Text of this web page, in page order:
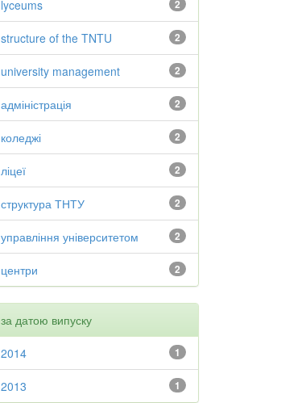
2
lyceums
2
structure of the TNTU
2
university management
2
адміністрація
2
коледжі
2
ліцеї
2
структура ТНТУ
2
управління університетом
2
центри
за датою випуску
1
2014
1
2013